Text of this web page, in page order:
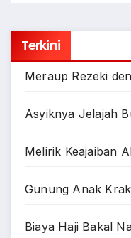
Terkini
Meraup Rezeki
Asyiknya Jelajah
Melirik Keajaiban
Gunung Anak
Biaya Haji Bakal